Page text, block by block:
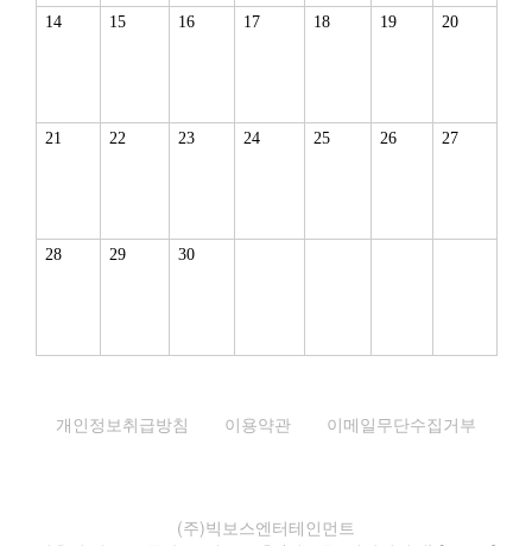
14 15 16 17 18 19 20
21 22 23 24 25 26 27
28 29 30
개인정보취급방침 이용약관 이메일무단수집거부
(주)빅보스엔터테인먼트